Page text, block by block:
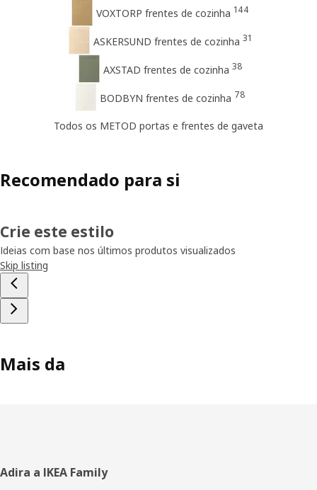
VOXTORP frentes de cozinha 144
ASKERSUND frentes de cozinha 31
AXSTAD frentes de cozinha 38
BODBYN frentes de cozinha 78
Todos os METOD portas e frentes de gaveta
Recomendado para si
Crie este estilo
Ideias com base nos últimos produtos visualizados
Skip listing
Mais da
Rodapé
Adira a IKEA Family